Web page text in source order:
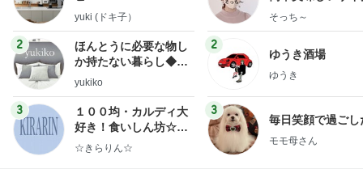
yuki (ドキ子）
2
ほんとうに必要な物し
か持たない暮らし◆Ke
ep Life Simple◆〜イ
yukiko
3
１００均・カルディ大
好き！食いしん坊☆き
らりん☆のブログ
☆きらりん☆
献立
そっち～
2
ゆうき酒場
ゆうき
3
毎日笑顔で過ごし
モモ母さん